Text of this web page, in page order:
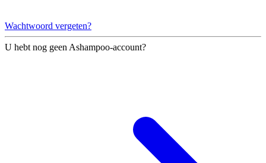
Wachtwoord vergeten?
U hebt nog geen Ashampoo-account?